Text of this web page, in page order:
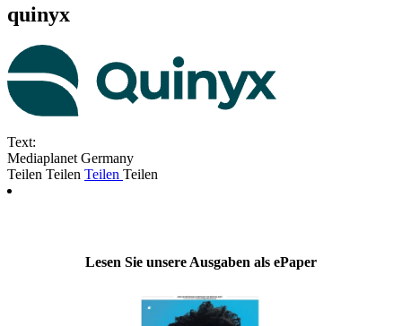
quinyx
Text:
Mediaplanet Germany
Teilen Teilen Teilen Teilen
Lesen Sie unsere Ausgaben als ePaper